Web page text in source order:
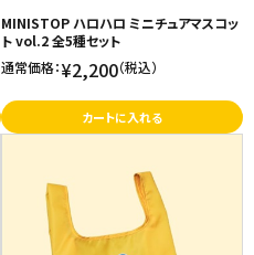
MINISTOP ハロハロ ミニチュアマスコッ
ト vol.2 全5種セット
通常価格：¥2,200（税込）
カートに入れる